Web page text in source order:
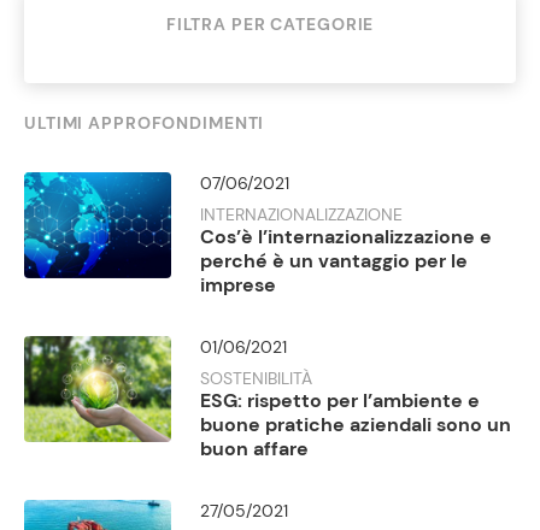
FILTRA PER CATEGORIE
ULTIMI APPROFONDIMENTI
07/06/2021
INTERNAZIONALIZZAZIONE
Cos’è l’internazionalizzazione e
perché è un vantaggio per le
imprese
01/06/2021
SOSTENIBILITÀ
ESG: rispetto per l’ambiente e
buone pratiche aziendali sono un
buon affare
27/05/2021